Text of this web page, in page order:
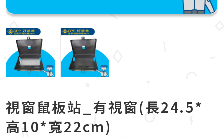
視窗鼠板站_有視窗(長24.5*
高10*寬22cm)